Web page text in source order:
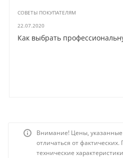
СОВЕТЫ ПОКУПАТЕЛЯМ
22.07.2020
Как выбрать
Внимание! Цены, указанные
отличаться от
технические